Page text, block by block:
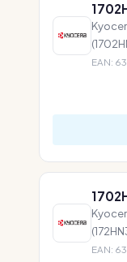
EAN:
EAN: